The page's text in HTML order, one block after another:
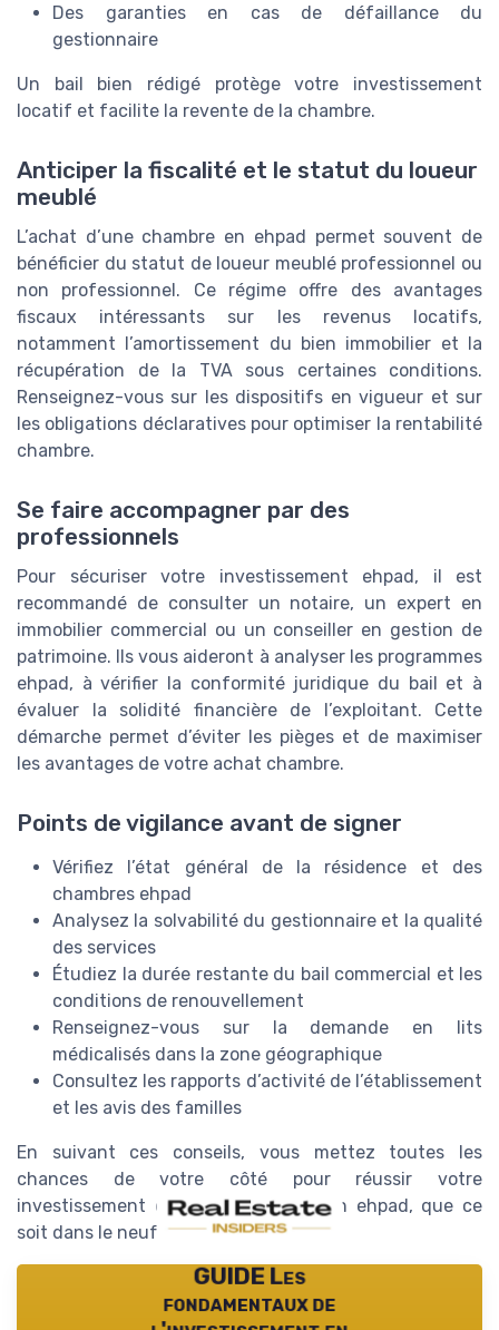
Des garanties en cas de défaillance du
gestionnaire
Un bail bien rédigé protège votre investissement
locatif et facilite la revente de la chambre.
Anticiper la fiscalité et le statut du loueur
meublé
L’achat d’une chambre en ehpad permet souvent de
bénéficier du statut de loueur meublé professionnel ou
non professionnel. Ce régime offre des avantages
fiscaux intéressants sur les revenus locatifs,
notamment l’amortissement du bien immobilier et la
récupération de la TVA sous certaines conditions.
Renseignez-vous sur les dispositifs en vigueur et sur
les obligations déclaratives pour optimiser la rentabilité
chambre.
Se faire accompagner par des
professionnels
Pour sécuriser votre investissement ehpad, il est
recommandé de consulter un notaire, un expert en
immobilier commercial ou un conseiller en gestion de
patrimoine. Ils vous aideront à analyser les programmes
ehpad, à vérifier la conformité juridique du bail et à
évaluer la solidité financière de l’exploitant. Cette
démarche permet d’éviter les pièges et de maximiser
les avantages de votre achat chambre.
Points de vigilance avant de signer
Vérifiez l’état général de la résidence et des
chambres ehpad
Analysez la solvabilité du gestionnaire et la qualité
des services
Étudiez la durée restante du bail commercial et les
conditions de renouvellement
Renseignez-vous sur la demande en lits
médicalisés dans la zone géographique
Consultez les rapports d’activité de l’établissement
et les avis des familles
En suivant ces conseils, vous mettez toutes les
chances de votre côté pour réussir votre
investissement dans une chambre en ehpad, que ce
soit dans le neuf ou en occasion.
GUIDE Les
fondamentaux de